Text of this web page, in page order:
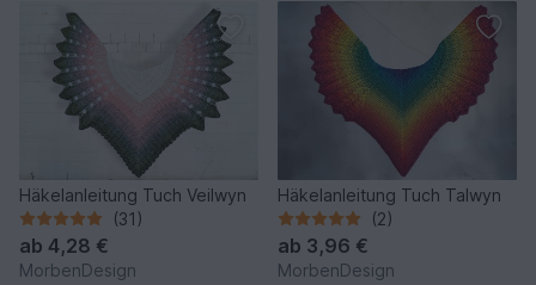
Häkelanleitung Tuch Veilwyn
(31)
ab 4,28 €
MorbenDesign
Häkelanleitung Tuch Talwyn
(2)
ab 3,96 €
MorbenDesign